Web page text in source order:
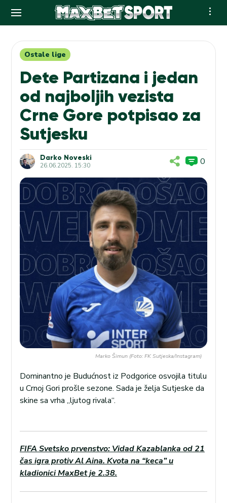
contentOstale lige
Dete Partizana i jedan
od najboljih vezista
Crne Gore potpisao za
Sutjesku
Darko Noveski
26.06.2025. 15:30 0
Marko Šimun (Foto: FK Sutjeska/Instagram)
Dominantno je Budućnost iz Podgorice osvojila titulu
u Crnoj Gori prošle sezone. Sada je želja Sutjeske da
skine sa vrha „ljutog rivala“.
FIFA Svetsko prvenstvo: Vidad Kazablanka od 21
čas igra protiv Al Aina. Kvota na “keca” u
kladionici MaxBet je 2.38.